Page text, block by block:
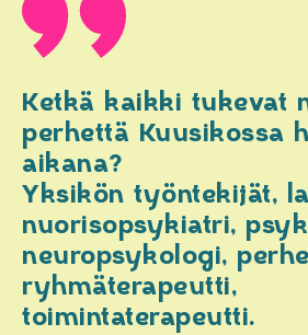
Ketkä kaikki tukevat
perhettä Kuusikossa
aikana?
Yksikön työntekijät,
nuorisopsykiatri,
neuropsykologi,
ryhmäterapeutti,
toimintaterapeutti.